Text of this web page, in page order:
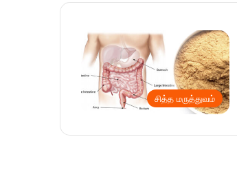
சித்த மருத்துவம்